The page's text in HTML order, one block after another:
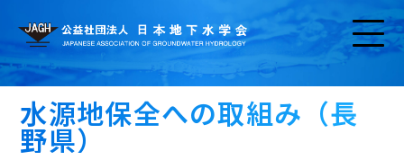
水源地保全への取組み（長
野県）